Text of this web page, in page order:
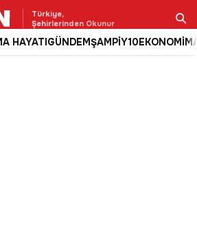
Türkiye,
Şehirlerinden Okunur
HAYATIGÜNDEMŞAMPİY10EKONOMİ
Ara